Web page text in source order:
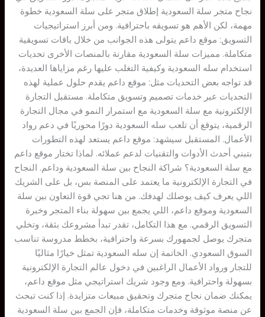
نجاح متجر سلة السعودية إطلاق متجر على سلة السعودية خطوة
مهمة، لكن الأهم هو تسويقه باحترافية. ومن أبرز استراتيجيات
التسويق: موقع داعم يتولى هذه الجوانب من خلال باقات تسويقية
متكاملة. مميزات سلة السعودية مقارنة بالمنصات الأخرى تحديات
استخدام سله السعودية وكيفية التغلب عليها رغم مزاياها العديدة،
قد تواجه بعض التحديات مثل: موقع داعم يقدم حلول عملية لهذه
التحديات عبر خدمات تصميم وتسويق متكاملة. مستقبل التجارة
الإلكترونية مع سلة السعودية مع استمرار النمو في مجال التجارة
الرقمية، يتوقع أن تلعب سله السعودية دورًا محوريًا في دعم رواد
الأعمال. المستقبل سيشهد: موقع داعم يستعد لهذه التطورات
بتبني أحدث الأدوات والتقنيات لدعم عملائه. لماذا تختار موقع داعم
مع سلة السعودية؟ شراكة النجاح بين سلة السعودية وداعم. النجاح
في التجارة الإلكترونية ما يعتمد على المنصة بس، بل على الشريك
اللي يعرف كيف يوصلك لهدفك. من هنا تجي قوة التعاون بين سلة
السعودية وموقع داعم، اللي يجمع بين سهولة بناء المتجر وخبرة
التسويق الرقمي. مع هذا التكامل، تقدر تبدأ مشروعك بثقة، وتخلي
متجرك يوصل لجمهورك بسرعة واحترافية، بخطط مدروسة تناسب
السوق السعودي. الخاتمة إن سله السعودية تمثل خيارًا مثاليًا
للتجار ورواد الأعمال الراغبين في دخول عالم التجارة الإلكترونية
بسهولة واحترافية. ومع وجود شريك استراتيجي مثل موقع داعم،
يمكنك ضمان نجاح متجرك وتحقيق مبيعات متزايدة. إذا كنت تبحث
عن منصة موثوقة وخدمات متكاملة، فإن الجمع بين سلة السعودية